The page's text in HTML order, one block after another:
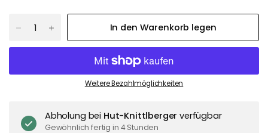
In den Warenkorb legen
Weitere Bezahlmöglichkeiten
Abholung bei Hut-Knittlberger verfügbar
Gewöhnlich fertig in 4 Stunden